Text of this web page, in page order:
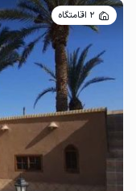
560٬000
2 اقامتگاه